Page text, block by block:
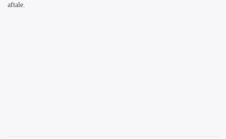
aftale.